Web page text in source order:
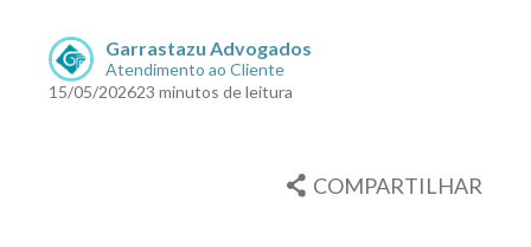
Garrastazu Advogados
Atendimento ao Cliente
15/05/202623 minutos de leitura
COMPARTILHAR